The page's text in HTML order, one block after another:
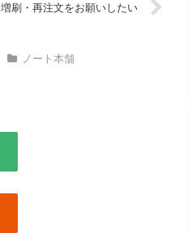
増刷・再注文をお願いしたい
ノート本舗